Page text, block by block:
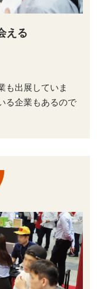
える
も出展していま
る企業もあるので